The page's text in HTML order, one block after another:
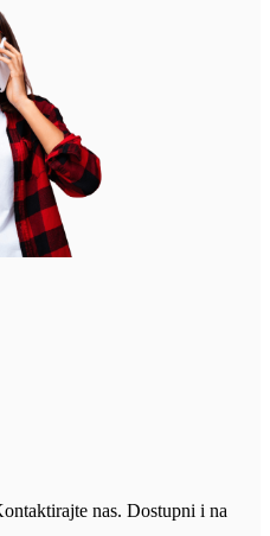
nas. Dostupni i na